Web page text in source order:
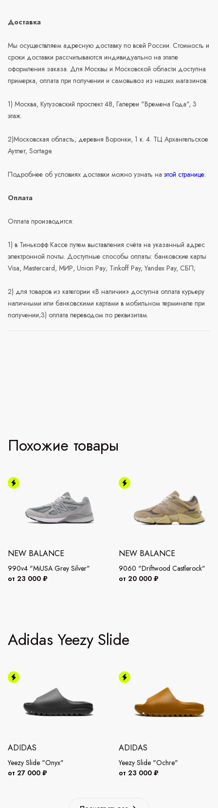
Доставка
Мы осуществляем адресную доставку по всей России. Стоимость и
сроки доставки рассчитываются индивидуально на этапе
оформления заказа. Для Москвы и Московской области доступна
примерка, оплата при получении и самовывоз из наших магазинов:
1) Москва, Кутузовский проспект 48, Галереи "Времена Года", 3
этаж.
2)Московская область, деревня Воронки, 1 к. 4. ТЦ Архангельское
Аутлет, Sortage.
Подробнее об условиях доставки можно узнать на этой странице.
Оплата
Оплата производится:
1) в Тинькофф Кассе путем выставления счёта на указанный адрес
электронной почты. Доступные способы оплаты: банковские карты
Visa, Mastercard, МИР, Union Pay; Tinkoff Pay, Yandex Pay, СБП;
2) для товаров из категории «В наличии» доступна оплата курьеру
наличными или банковскими картами в мобильном терминале при
получении;3) оплата переводом по реквизитам.
Похожие товары
NEW BALANCE
990v4 "MiUSA Grey Silver"
от 23 000 ₽
NEW BALANCE
9060 "Driftwood Castlerock"
от 20 000 ₽
Adidas Yeezy Slide
ADIDAS
Yeezy Slide "Onyx"
от 27 000 ₽
ADIDAS
Yeezy Slide "Ochre"
от 23 000 ₽